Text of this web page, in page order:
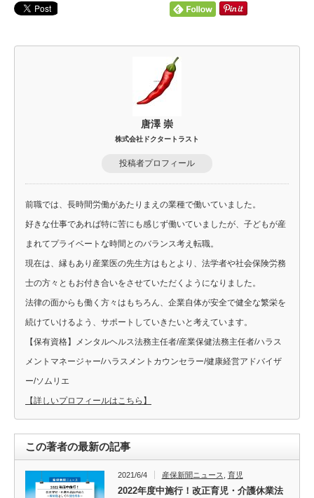
唐澤 崇
株式会社ドクタートラスト
投稿者プロフィール
前職では、長時間労働があたりまえの業種で働いていました。
好きな仕事であれば特に苦にも感じず働いていましたが、子どもが産
まれてプライベートな時間とのバランス考え転職。
現在は、縁もあり産業医の先生方はもとより、法学者や社会保険労務
士の方々ともお付き合いをさせていただくようになりました。
法律の面からも働く方々はもちろん、企業自体が安全で健全な繁栄を
続けていけるよう、サポートしていきたいと考えています。
【保有資格】メンタルヘルス法務主任者/産業保健法務主任者/ハラス
メントマネージャー/ハラスメントカウンセラー/健康経営アドバイザ
ー/ソムリエ
【詳しいプロフィールはこちら】
この著者の最新の記事
2021/6/4 産保新聞ニュース 育児
2022年度中施行！改正育児・介護休業法